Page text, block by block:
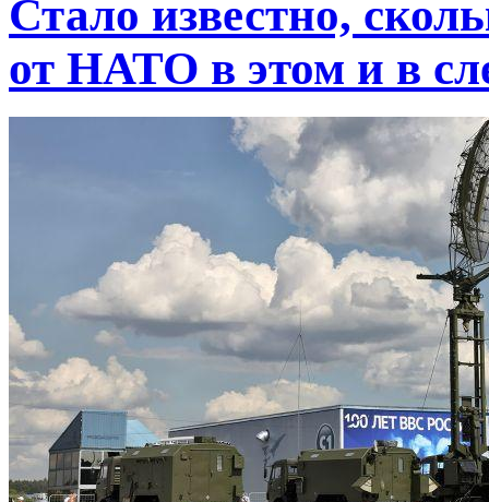
Стало известно,
от НАТО в этом и в